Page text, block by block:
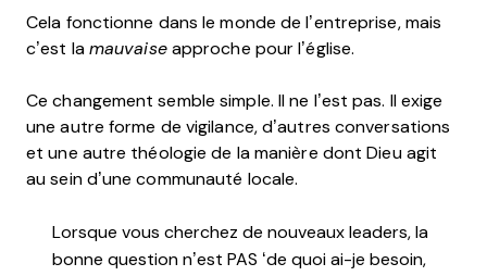
Cela fonctionne dans le monde de l’entreprise, mais
c’est la mauvaiseapproche pour l’église.
Ce changement semble simple. Il ne l’est pas. Il exige
une autre forme de vigilance, d’autres conversations
et une autre théologie de la manière dont Dieu agit
au sein d’une communauté locale.
Lorsque vous cherchez de nouveaux leaders, la
bonne question n’est PAS ‘de quoi ai-je besoin,